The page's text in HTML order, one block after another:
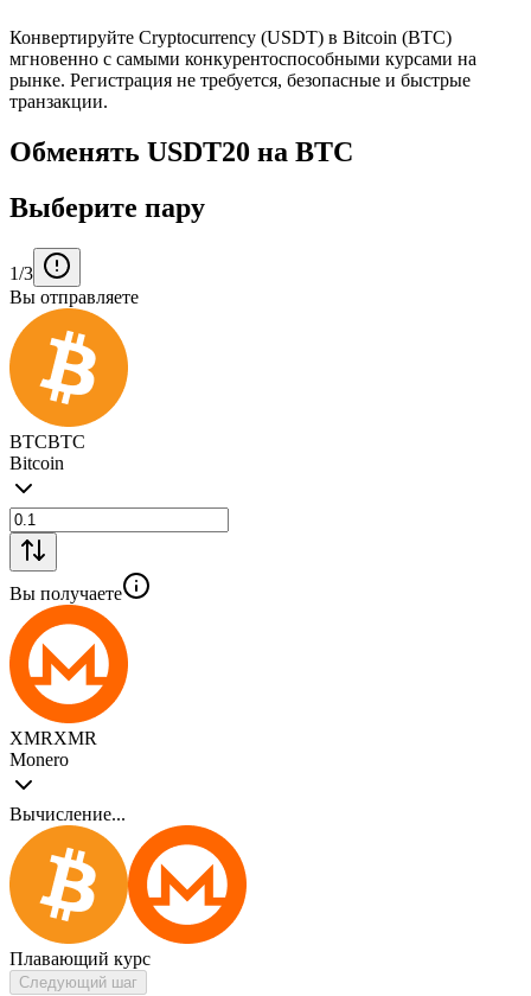
Конвертируйте Cryptocurrency (USDT) в Bitcoin (BTC)
мгновенно с самыми конкурентоспособными курсами на
рынке. Регистрация не требуется, безопасные и быстрые
транзакции.
Обменять USDT20 на BTC
Выберите пару
1/3
Вы отправляете
BTCBTC
Bitcoin
Вы получаете
XMRXMR
Monero
Вычисление...
Плавающий курс
Следующий шаг